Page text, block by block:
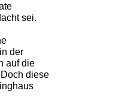
sei.
der
auf die
diese